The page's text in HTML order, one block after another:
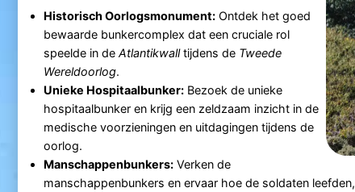
Historisch Oorlogsmonument:Ontdek het goed
bewaarde bunkercomplex dat een cruciale rol
speelde in de Atlantikwalltijdens de Tweede
Wereldoorlog.
Unieke Hospitaalbunker:Bezoek de unieke
hospitaalbunker en krijg een zeldzaam inzicht in de
medische voorzieningen en uitdagingen tijdens de
oorlog.
Manschappenbunkers:Verken de
manschappenbunkers en ervaar hoe de soldaten